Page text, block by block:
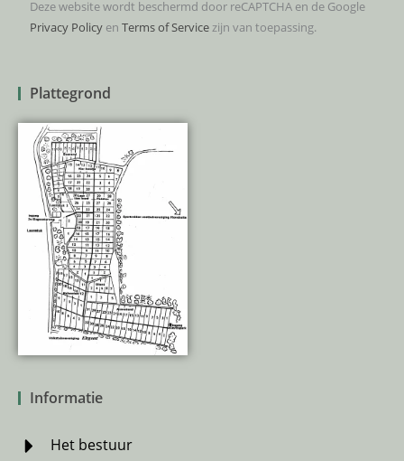
Deze website wordt beschermd door reCAPTCHA en de Google
Privacy Policy en Terms of Servicezijn van toepassing.
Plattegrond
Informatie
Het bestuur